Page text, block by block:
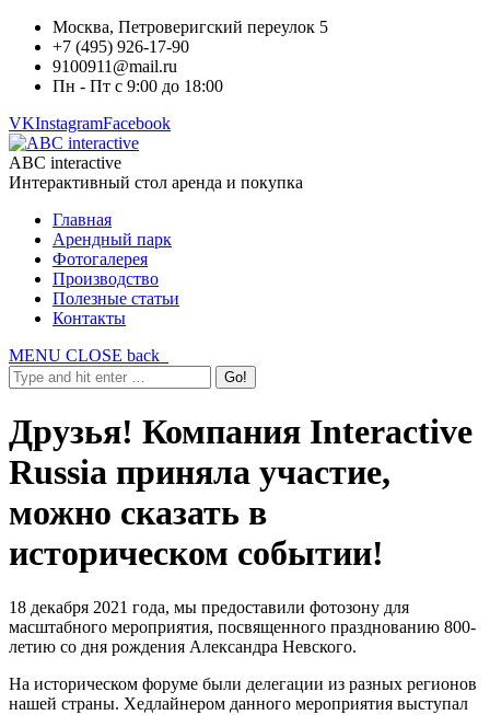
Москва, Петроверигский переулок 5
+7 (495) 926-17-90
9100911@mail.ru
Пн - Пт с 9:00 до 18:00
VKInstagramFacebook
ABC interactive
Интерактивный стол аренда и покупка
Главная
Арендный парк
Фотогалерея
Производство
Полезные статьи
Контакты
MENU CLOSE back
Друзья! Компания Interactive
Russia приняла участие,
можно сказать в
историческом событии!
18 декабря 2021 года, мы предоставили фотозону для
масштабного мероприятия, посвященного празднованию 800-
летию со дня рождения Александра Невского.
На историческом форуме были делегации из разных регионов
нашей страны. Хедлайнером данного мероприятия выступал